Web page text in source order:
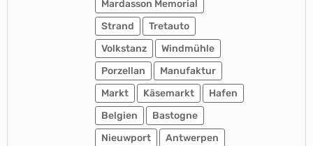
Mardasson Memorial
Strand
Tretauto
Volkstanz
Windmühle
Porzellan
Manufaktur
Markt
Käsemarkt
Hafen
Belgien
Bastogne
Nieuwport
Antwerpen